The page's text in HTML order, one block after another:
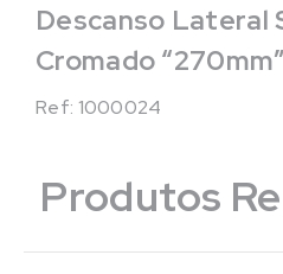
Descanso Lateral
Cromado “270mm”
Ref: 1000024
Produtos